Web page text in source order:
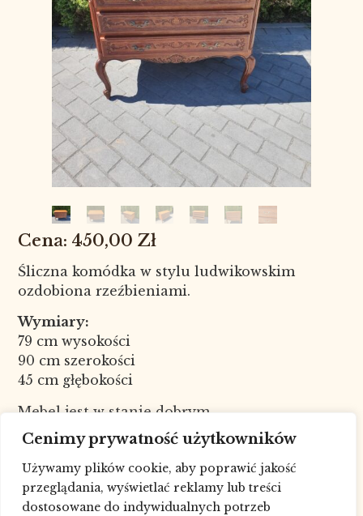
Cenimy prywatność użytkowników
Używamy plików cookie, aby poprawić jakość
przeglądania, wyświetlać reklamy lub treści
dostosowane do indywidualnych potrzeb
450,00 Zł
Śliczna komódka w stylu ludwikowskim
ozdobiona rzeźbieniami.
Wymiary:
79 cm wysokości
90 cm szerokości
45 cm głębokości
Mebel jest w stanie dobrym.
Nr kat. 8102
W celu sprawdzenia dostępności
towaru skontaktuj się ze sklepem pod
numerem telefonu: 693227881, drogą